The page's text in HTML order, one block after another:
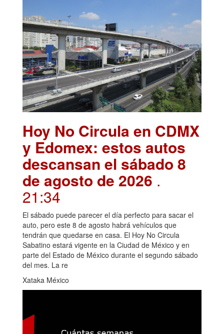
Hoy No Circula en CDMX
y Edomex: estos autos
descansan el sábado 8
de agosto de 2026 .
21:34
El sábado puede parecer el día perfecto para sacar el
auto, pero este 8 de agosto habrá vehículos que
tendrán que quedarse en casa. El Hoy No Circula
Sabatino estará vigente en la Ciudad de México y en
parte del Estado de México durante el segundo sábado
del mes. La re
Xataka México